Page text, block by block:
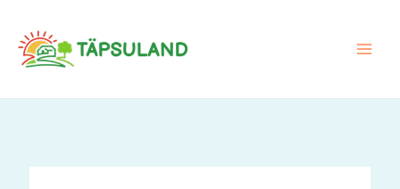
content